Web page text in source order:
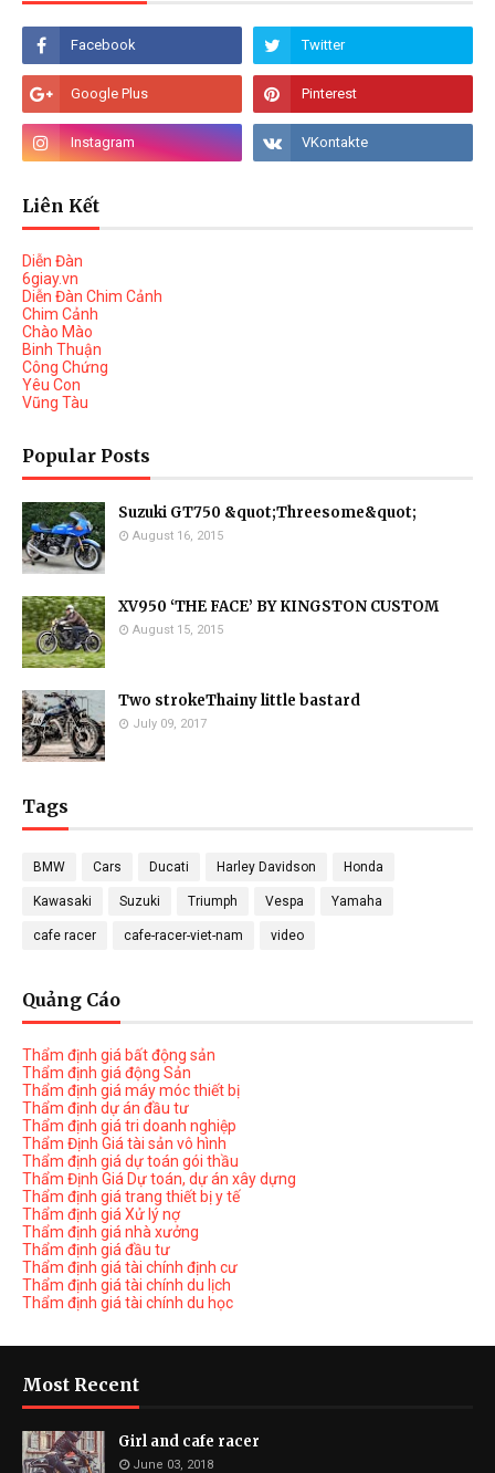
Liên Kết
Diễn Đàn
6giay.vn
Diễn Đàn Chim Cảnh
Chim Cảnh
Chào Mào
Binh Thuận
Công Chứng
Yêu Con
Vũng Tàu
Popular Posts
Suzuki GT750 &quot;Threesome&quot;
August 16, 2015
XV950 ‘THE FACE’ BY KINGSTON CUSTOM
August 15, 2015
Two strokeThainy little bastard
July 09, 2017
Tags
BMW Cars Ducati Harley Davidson Honda
Kawasaki Suzuki Triumph Vespa Yamaha
cafe racer cafe-racer-viet-nam video
Quảng Cáo
Thẩm định giá bất động sản
Thẩm định giá động Sản
Thẩm định giá máy móc thiết bị
Thẩm định dự án đầu tư
Thẩm định giá tri doanh nghiệp
Thẩm Định Giá tài sản vô hình
Thẩm định giá dự toán gói thầu
Thẩm Định Giá Dự toán, dự án xây dựng
Thẩm định giá trang thiết bị y tế
Thẩm định giá Xử lý nợ
Thẩm định giá nhà xưởng
Thẩm định giá đầu tư
Thẩm định giá tài chính định cư
Thẩm định giá tài chính du lịch
Thẩm định giá tài chính du học
Most Recent
Girl and cafe racer
June 03, 2018